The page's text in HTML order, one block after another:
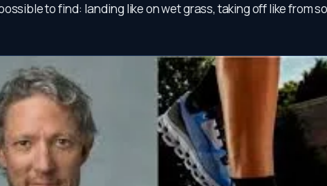
to find: landing like on wet grass, taking off like from